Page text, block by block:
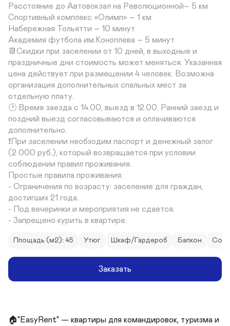
Расстояние до Автовокзал на Революционной– 5 км
Спортивный комплекс «Олимп» – 1 км
Набережная Тольятти – 10 минут
Академия футбола им.Коноплева – 5 минут
📆Скидки при заселении от 10 дней, в выходные и
праздничные дни стоимость может меняться. Указанная
цена действует при размещении 4 человек. Возможна
организация дополнительных спальных мест за
отдельную плату.
🕑 Время заезда с 14.00, выезд в 12.00. Ранний заезд и
поздний выезд согласовываются и оплачиваются
дополнительно.
❗️При заселении необходим паспорт и денежный залог
(2 000 руб.), который возвращается при условии
соблюдении правил проживания.
Простые правила проживания:
- Ограничения по возрасту: заселение для граждан,
достигших 21 года.
- Под вечеринки и мероприятия не сдается.
- Запрещено курить в квартире.
Площадь (м2): 45 Утюг Шкаф/Гардероб Балкон
Заказать
🏠"EasyRent" — квартиры для командировок, туризма и